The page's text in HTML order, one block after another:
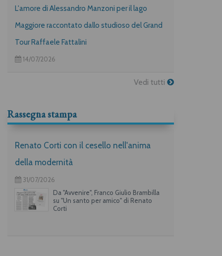
L'amore di Alessandro Manzoni per il lago
Maggiore raccontato dallo studioso del Grand
Tour Raffaele Fattalini
14/07/2026
Vedi tutti
Rassegna stampa
Renato Corti con il cesello nell'anima
della modernità
31/07/2026
Da "Avvenire", Franco Giulio Brambilla
su "Un santo per amico" di Renato
Corti